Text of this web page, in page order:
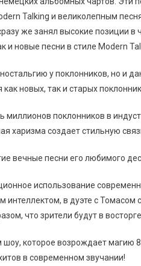
Talking и великолепным
же занял высокие позиции
новые песни в стиле Modern
у поклонников, но и
новых, так и старых
поклонников в
харизма создает стильную
вечные песни его любимого
использование
в дуэте с
что зрители будут в восторге.
которое возрождает
в современном звучании!